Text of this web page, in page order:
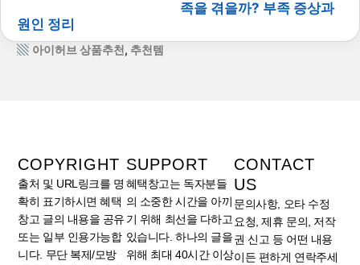
족을 겪을까? 부족 증상과
원인 정리
아이허브 상품추천, 추천템
COPYRIGHT
출처 및 URL링크를 명
확히 표기하시면 혜택
창고 글의 내용을 공유
또는 일부 인용가능합
니다. 무단 복제/모방
SUPPORT
혜택창고는 독자분들
의 소중한 시간을 아끼
기 위해 최선을 다하고
있습니다. 하나의 글을
위해 최대 40시간 이상
CONTACT
US
문의사항, 오타 수정
요청, 제휴 문의, 저작
권 신고 등 어떤 내용
이든 편하게 연락주세